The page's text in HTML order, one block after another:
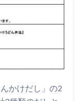
かけだし」の2